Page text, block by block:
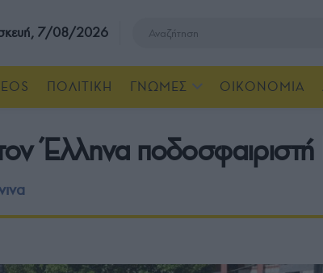
7/08/2026
ΠΟΛΙΤΙΚΗ ΓΝΩΜΕΣ ΟΙΚΟΝΟΜΙΑ
Έλληνα